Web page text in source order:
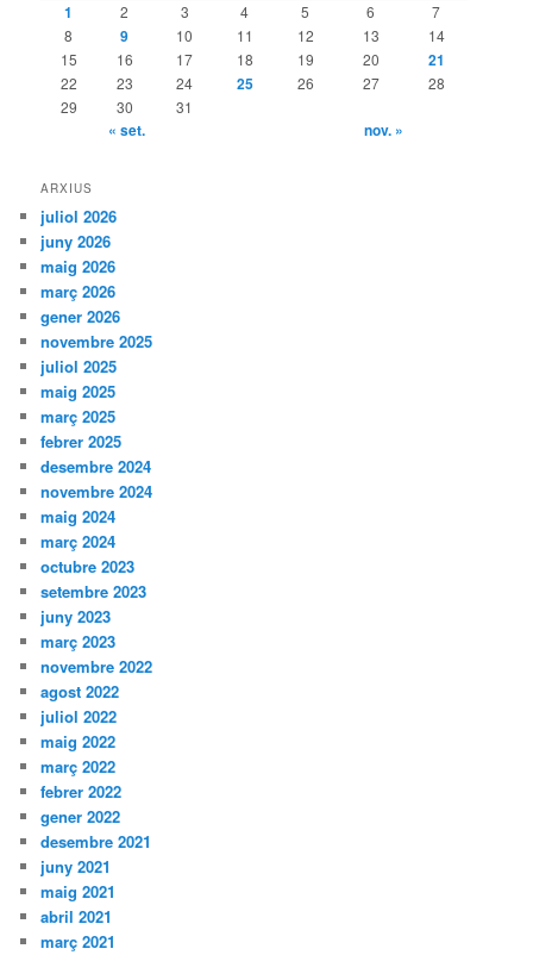
1
2 3 4 5 6
7
8
9 10 11 12 13
14
15
16 17 18 19 20 21
22 23 24 25 26 27
28
29
30 31
« set. nov. »
ARXIUS
juliol 2026
juny 2026
maig 2026
març 2026
gener 2026
novembre 2025
juliol 2025
maig 2025
març 2025
febrer 2025
desembre 2024
novembre 2024
maig 2024
març 2024
octubre 2023
setembre 2023
juny 2023
març 2023
novembre 2022
agost 2022
juliol 2022
maig 2022
març 2022
febrer 2022
gener 2022
desembre 2021
juny 2021
maig 2021
abril 2021
març 2021